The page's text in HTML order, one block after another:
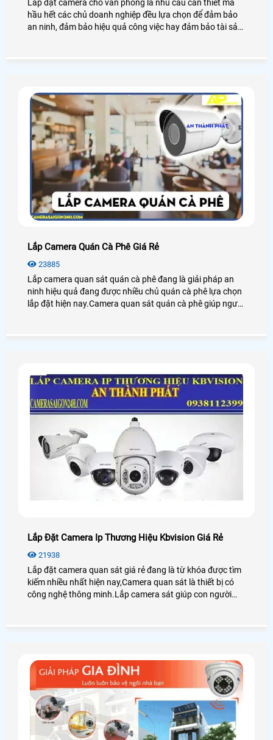
Lắp đặt camera cho văn phòng là nhu cầu cần thiết mà
hầu hết các chủ doanh nghiệp đều lựa chọn để đảm bảo
an ninh, đảm bảo hiệu quả công việc hay đảm bảo tài sản
Lắp Camera Quán Cà Phê Giá Rẻ
23885
Lắp camera quan sát quán cà phê đang là giải pháp an
ninh hiệu quả đang được nhiều chủ quán cà phê lựa chọn
lắp đặt hiện nay.Camera quan sát quán cà phê giúp người
Lắp Đặt Camera Ip Thương Hiệu Kbvision Giá Rẻ
21938
Lắp đặt camera quan sát giá rẻ đang là từ khóa được tìm
kiếm nhiều nhất hiện nay,Camera quan sát là thiết bị có
công nghệ thông minh.Lắp camera sát giúp con người